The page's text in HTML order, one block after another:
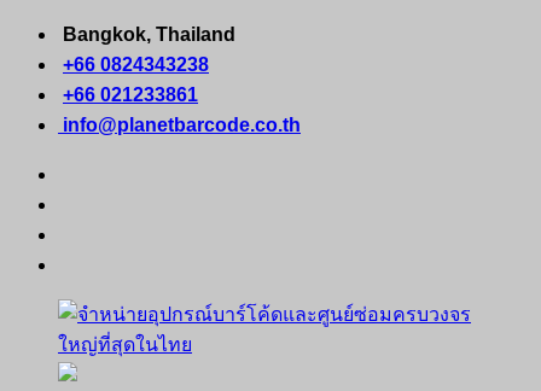
Skip
content
Bangkok, Thailand
+66 0824343238
+66 021233861
info@planetbarcode.co.th